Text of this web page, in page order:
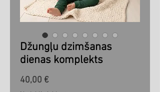
Džungļu dzimšanas
dienas komplekts
40,00 €Cena